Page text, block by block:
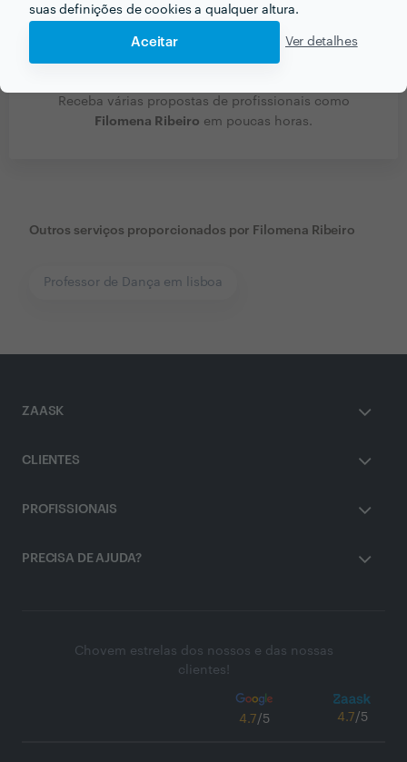
suas definições de cookies a qualquer altura.
Aceitar Ver detalhes
Receba várias propostas de profissionais como
Filomena Ribeiro em poucas horas.
Outros serviços proporcionados por Filomena Ribeiro
Professor de Dança em lisboa
ZAASK
CLIENTES
PROFISSIONAIS
PRECISA DE AJUDA?
Chovem estrelas dos nossos e das nossas
clientes!
4.7/5 4.7/5